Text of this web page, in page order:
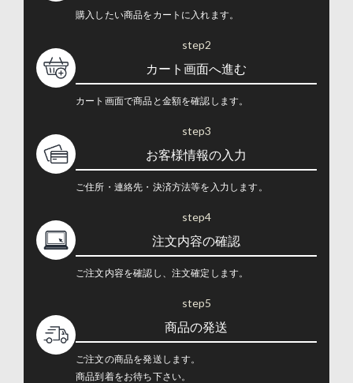
購入したい商品をカートに入れます。
step2
カート画面へ進む
カート画面で商品と金額を確認します。
step3
お客様情報の入力
ご住所・連絡先・決済方法等を入力します。
step4
注文内容の確認
ご注文内容を確認し、注文確定します。
step5
商品の発送
ご注文の商品を発送します。
商品到着をお待ち下さい。